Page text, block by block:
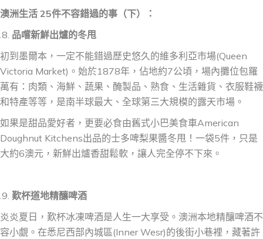
澳洲生活 25件不容錯過的事（下）：
品嚐新鮮出爐的冬甩
初到墨爾本，一定不能錯過歷史悠久的維多利亞市場(Queen
Victoria Market)。始於1878年，佔地約7公頃，場內攤位包羅
萬有：肉類、海鮮、蔬果、醃製品、熟食、生活雜貨、衣服鞋襪
和特產等等，是南半球最大、全球第三大規模的露天市場。
如果是甜品愛好者，更要必食由舊式小巴美食車American
Doughnut Kitchens出品的士多啤梨果醬冬甩！一袋5件，只是
大約6澳元，新鮮出爐香甜鬆軟，讓人完全停不下來。
歎杯道地精釀啤酒
炎炎夏日，歎杯冰凍啤酒是人生一大享受。澳洲本地精釀啤酒不
容小覷。在悉尼西部內城區(Inner Wesr)的後街小巷裡，藏著許